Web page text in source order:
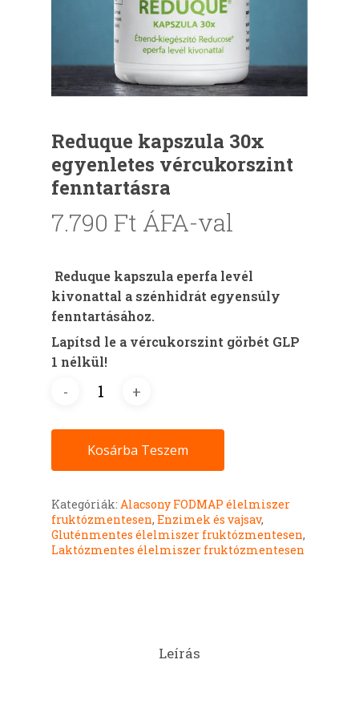
Reduque kapszula 30x
egyenletes vércukorszint
fenntartásra
7.790 Ft ÁFA-val
Reduque kapszula eperfa levél
kivonattal a szénhidrát egyensúly
fenntartásához.
Lapítsd le a vércukorszint görbét GLP
1 nélkül!
Kosárba Teszem
Kategóriák: Alacsony FODMAP élelmiszer
fruktózmentesen, Enzimek és vajsav,
Gluténmentes élelmiszer fruktózmentesen,
Laktózmentes élelmiszer fruktózmentesen
Leírás